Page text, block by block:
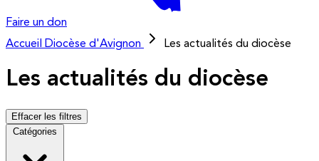
Faire un don
Accueil
Diocèse d'Avignon Les actualités du diocèse
Les actualités du diocèse
Effacer les filtres
Catégories